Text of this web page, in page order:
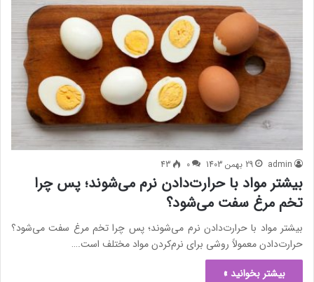
admin 29 بهمن 1403 0
43
بیشتر مواد با حرارت‌دادن نرم می‌شوند؛ پس چرا
تخم مرغ سفت می‌شود؟
بیشتر مواد با حرارت‌دادن نرم می‌شوند؛ پس چرا تخم مرغ سفت می‌شود؟
حرارت‌دادن معمولاً روشی برای نرم‌کردن مواد مختلف است.…
بیشتر بخوانید »